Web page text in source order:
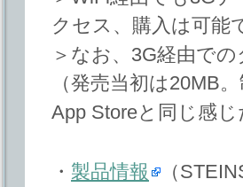
クセス、購入は可能
＞なお、3G経由で
（発売当初は20MB
App Storeと同じ感じ
・ 製品情報
（